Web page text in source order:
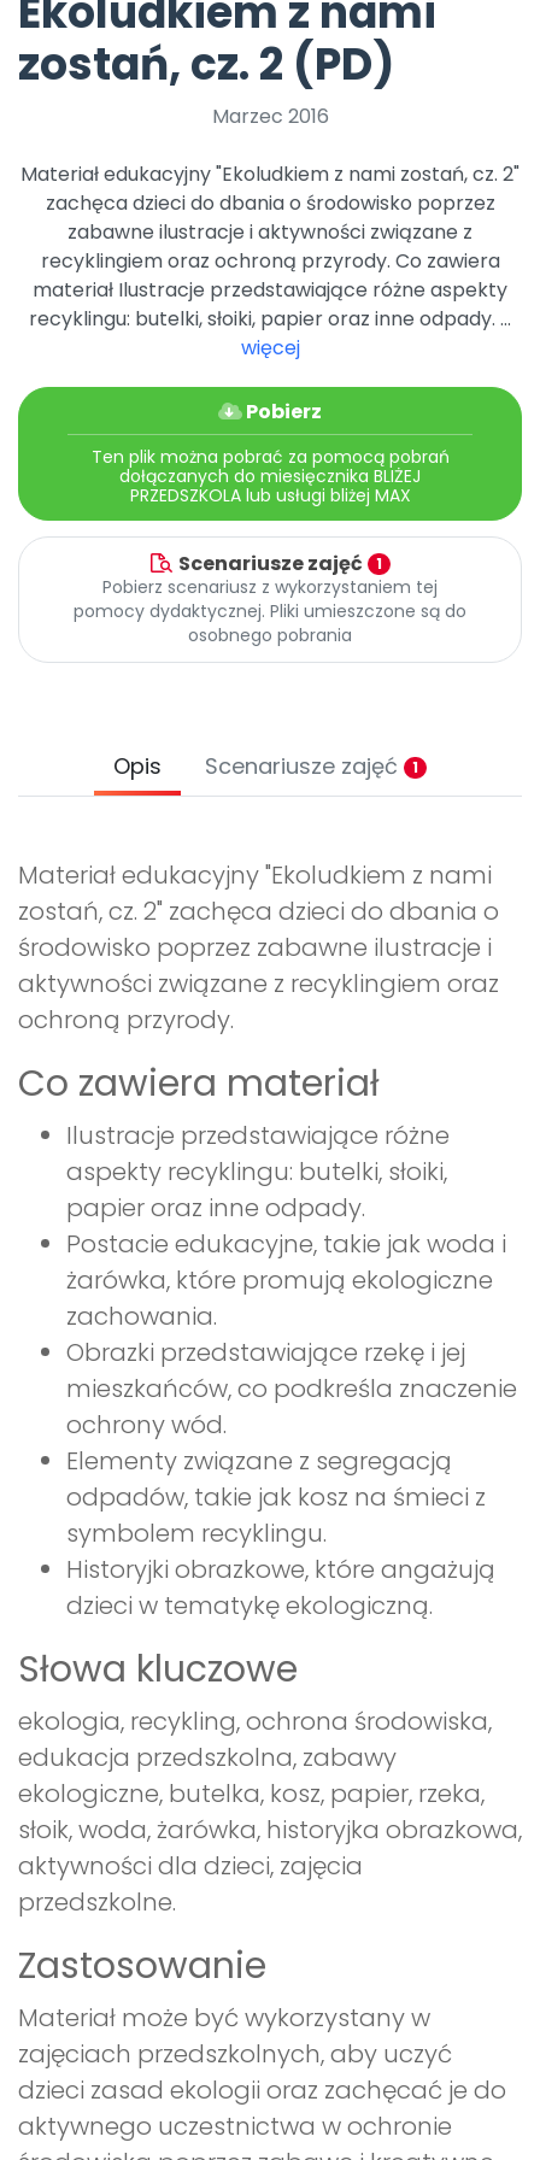
Archiwalne numery
Pomoc
Promocje
Ekoludkiem z nami
zostań, cz. 2 (PD)
Marzec 2016
Materiał edukacyjny "Ekoludkiem z nami zostań, cz. 2"
zachęca dzieci do dbania o środowisko poprzez
zabawne ilustracje i aktywności związane z
recyklingiem oraz ochroną przyrody. Co zawiera
materiał Ilustracje przedstawiające różne aspekty
recyklingu: butelki, słoiki, papier oraz inne odpady. ...
więcej
Pobierz
Ten plik można pobrać za pomocą pobrań
dołączanych do miesięcznika BLIŻEJ
PRZEDSZKOLA lub usługi bliżej MAX
Scenariusze zajęć 1
Pobierz scenariusz z wykorzystaniem tej
pomocy dydaktycznej. Pliki umieszczone są do
osobnego pobrania
Opis Scenariusze zajęć 1
Materiał edukacyjny "Ekoludkiem z nami
zostań, cz. 2" zachęca dzieci do dbania o
środowisko poprzez zabawne ilustracje i
aktywności związane z recyklingiem oraz
ochroną przyrody.
Co zawiera materiał
Ilustracje przedstawiające różne
aspekty recyklingu: butelki, słoiki,
papier oraz inne odpady.
Postacie edukacyjne, takie jak woda i
żarówka, które promują ekologiczne
zachowania.
Obrazki przedstawiające rzekę i jej
mieszkańców, co podkreśla znaczenie
ochrony wód.
Elementy związane z segregacją
odpadów, takie jak kosz na śmieci z
symbolem recyklingu.
Historyjki obrazkowe, które angażują
dzieci w tematykę ekologiczną.
Słowa kluczowe
ekologia, recykling, ochrona środowiska,
edukacja przedszkolna, zabawy
ekologiczne, butelka, kosz, papier, rzeka,
słoik, woda, żarówka, historyjka obrazkowa,
aktywności dla dzieci, zajęcia
przedszkolne.
Zastosowanie
Materiał może być wykorzystany w
zajęciach przedszkolnych, aby uczyć
dzieci zasad ekologii oraz zachęcać je do
aktywnego uczestnictwa w ochronie